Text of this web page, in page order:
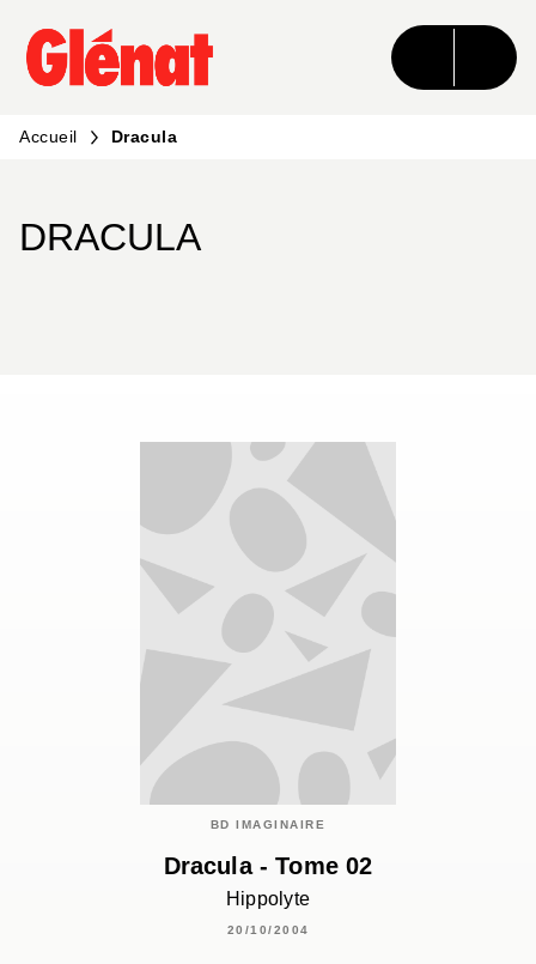
MENU RECHERCHE CONTENU
PIED DE PAGE
Accueil Dracula
DRACULA
BD IMAGINAIRE
Dracula - Tome 02
Hippolyte
20/10/2004